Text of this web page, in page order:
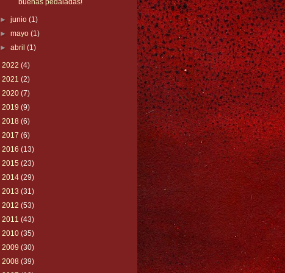
buenas pedaladas!
►junio(1)
►mayo(1)
►abril(1)
2022 (4)
2021 (2)
2020 (7)
2019 (9)
2018 (6)
2017 (6)
2016 (13)
2015 (23)
2014 (29)
2013 (31)
2012 (53)
2011 (43)
2010 (35)
2009 (30)
2008 (39)